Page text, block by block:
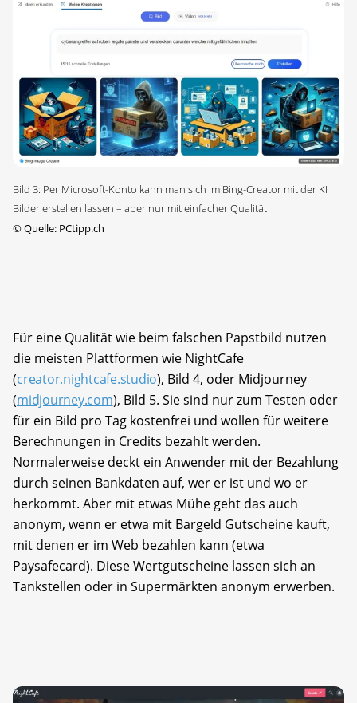
Bild 3: Per Microsoft-Konto kann man sich im Bing-Creator mit der KI
Bilder erstellen lassen – aber nur mit einfacher Qualität
©Quelle: PCtipp.ch
Für eine Qualität wie beim falschen Papstbild nutzen
die meisten Plattformen wie NightCafe
(creator.nightcafe.studio), Bild 4, oder Midjourney
(midjourney.com), Bild 5. Sie sind nur zum Testen oder
für ein Bild pro Tag kostenfrei und wollen für weitere
Berechnungen in Credits bezahlt werden.
Normalerweise deckt ein Anwender mit der Bezahlung
durch seinen Bankdaten auf, wer er ist und wo er
herkommt. Aber mit etwas Mühe geht das auch
anonym, wenn er etwa mit Bargeld Gutscheine kauft,
mit denen er im Web bezahlen kann (etwa
Paysafecard). Diese Wertgutscheine lassen sich an
Tankstellen oder in Supermärkten anonym erwerben.